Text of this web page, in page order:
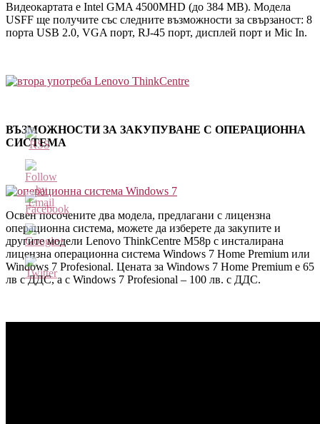
Видеокартата е Intel GMA 4500MHD (до 384 МВ). Модела
USFF ще получите със следните възможности за свързаност: 8
порта USB 2.0, VGA порт, RJ-45 порт, дисплей порт и Mic In.
ВЪЗМОЖНОСТИ ЗА ЗАКУПУВАНЕ С ОПЕРАЦИОННА
СИСТЕМА
Освен посочените два модела, предлагани с лицензна
операционна система, можете да изберете да закупите и
другите модели Lenovo ThinkCentre M58p с инсталирана
лицензна операционна система Windows 7 Home Premium или
Windows 7 Profesional. Цената за Windows 7 Home Premium е 65
лв с ДДС, а с Windows 7 Profesional – 100 лв. с ДДС.
http://blog.kvantservice.com/%EF%BB%BFlenovo-
thinkcentre-
m58p-